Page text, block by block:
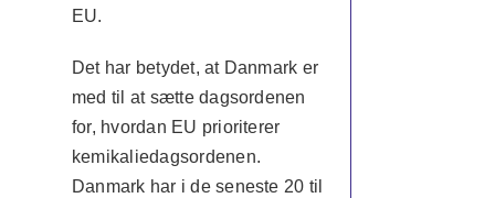
EU.
Det har betydet, at Danmark er
med til at sætte dagsordenen
for, hvordan EU prioriterer
kemikaliedagsordenen.
Danmark har i de seneste 20 til